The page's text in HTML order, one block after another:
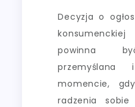
Decyzja o
powinna
momencie,
radzenia sobie